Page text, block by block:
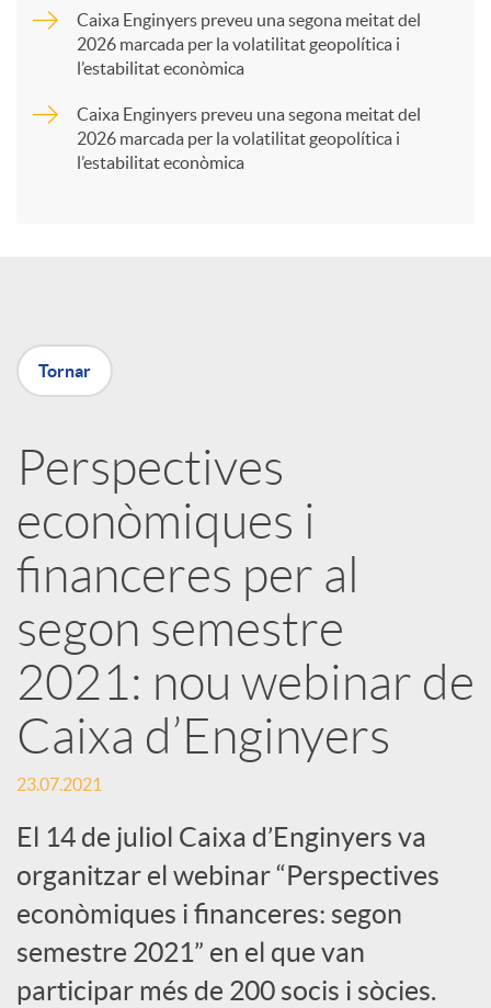
X
r
x
e
s
S
o
c
i
Caixa Enginyers preveu una segona meitat del
2026 marcada per la volatilitat geopolítica i
l’estabilitat econòmica
Caixa Enginyers preveu una segona meitat del
2026 marcada per la volatilitat geopolítica i
l’estabilitat econòmica
Tornar
Perspectives
econòmiques i
financeres per al
segon semestre
2021: nou webinar de
Caixa d’Enginyers
23.07.2021
El 14 de juliol Caixa d’Enginyers va
organitzar el webinar “Perspectives
econòmiques i financeres: segon
semestre 2021” en el que van
participar més de 200 socis i sòcies.